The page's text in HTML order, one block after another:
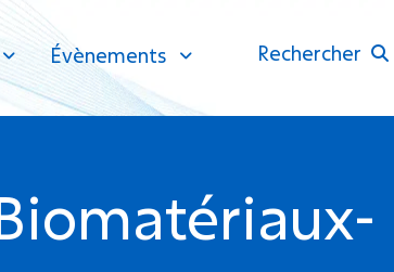
Évènements Rechercher
ok